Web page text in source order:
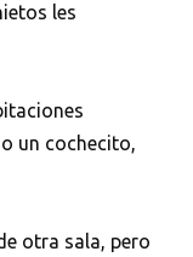
les
un cochecito,
otra sala, pero